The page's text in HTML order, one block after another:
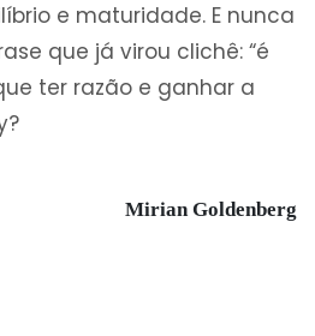
e maturidade. E nunca
que já virou clichê: “é
ter razão e ganhar a
Mirian Goldenberg